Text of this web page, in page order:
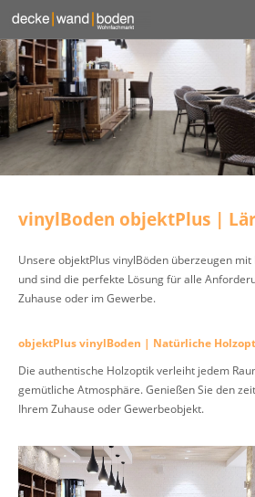
vinylBoden objektPlus |
Unsere objektPlus vinylBöden überzeugen
und sind die perfekte Lösung für alle
Zuhause oder im Gewerbe.
objektPlus vinylBoden | Natürliche
Die authentische Holzoptik verleiht jedem
gemütliche Atmosphäre. Genießen Sie den
Ihrem Zuhause oder Gewerbeobjekt.